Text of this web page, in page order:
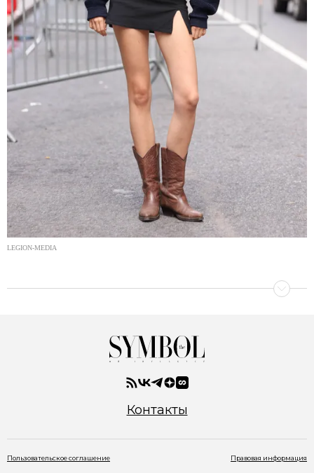
LEGION-MEDIA
Контакты
Пользовательское соглашение Правовая информация